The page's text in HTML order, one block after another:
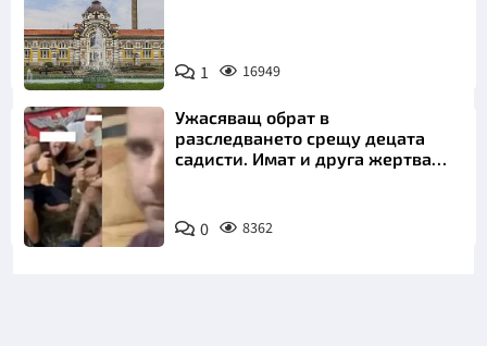
1 16949
Ужасяващ обрат в
разследването срещу децата
садисти. Имат и друга жертва
0 8362